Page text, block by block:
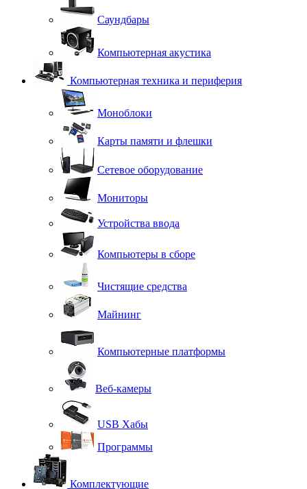
Саундбары
Компьютерная акустика
Компьютерная техника и периферия
Моноблоки
Карты памяти и флешки
Сетевое оборудование
Мониторы
Устройства ввода
Компьютеры в сборе
Чистящие средства
Майнинг
Компьютерные платформы
Веб-камеры
USB Хабы
Программы
Комплектующие